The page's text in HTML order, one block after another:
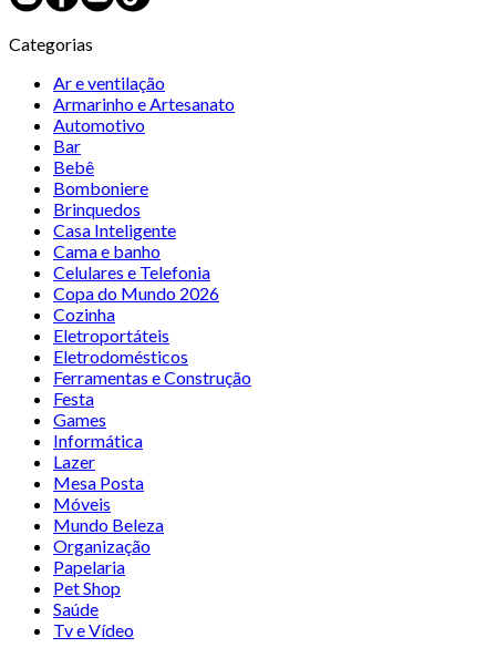
Categorias
Ar e ventilação
Armarinho e Artesanato
Automotivo
Bar
Bebê
Bomboniere
Brinquedos
Casa Inteligente
Cama e banho
Celulares e Telefonia
Copa do Mundo 2026
Cozinha
Eletroportáteis
Eletrodomésticos
Ferramentas e Construção
Festa
Games
Informática
Lazer
Mesa Posta
Móveis
Mundo Beleza
Organização
Papelaria
Pet Shop
Saúde
Tv e Vídeo